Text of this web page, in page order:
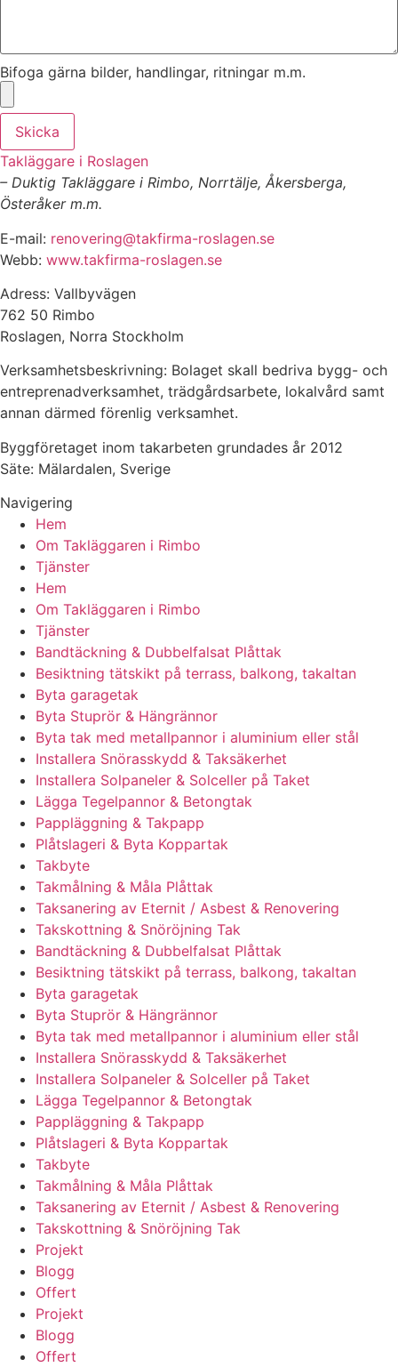
Bifoga gärna bilder, handlingar, ritningar m.m.
Skicka
Takläggare i Roslagen
– Duktig Takläggare i Rimbo, Norrtälje, Åkersberga,
Österåker m.m.
E-mail: renovering@takfirma-roslagen.se
Webb: www.takfirma-roslagen.se
Adress: Vallbyvägen
762 50 Rimbo
Roslagen, Norra Stockholm
Verksamhetsbeskrivning: Bolaget skall bedriva bygg- och
entreprenadverksamhet, trädgårdsarbete, lokalvård samt
annan därmed förenlig verksamhet.
Byggföretaget inom takarbeten grundades år 2012
Säte: Mälardalen, Sverige
Navigering
Hem
Om Takläggaren i Rimbo
Tjänster
Hem
Om Takläggaren i Rimbo
Tjänster
Bandtäckning & Dubbelfalsat Plåttak
Besiktning tätskikt på terrass, balkong, takaltan
Byta garagetak
Byta Stuprör & Hängrännor
Byta tak med metallpannor i aluminium eller stål
Installera Snörasskydd & Taksäkerhet
Installera Solpaneler & Solceller på Taket
Lägga Tegelpannor & Betongtak
Pappläggning & Takpapp
Plåtslageri & Byta Koppartak
Takbyte
Takmålning & Måla Plåttak
Taksanering av Eternit / Asbest & Renovering
Takskottning & Snöröjning Tak
Bandtäckning & Dubbelfalsat Plåttak
Besiktning tätskikt på terrass, balkong, takaltan
Byta garagetak
Byta Stuprör & Hängrännor
Byta tak med metallpannor i aluminium eller stål
Installera Snörasskydd & Taksäkerhet
Installera Solpaneler & Solceller på Taket
Lägga Tegelpannor & Betongtak
Pappläggning & Takpapp
Plåtslageri & Byta Koppartak
Takbyte
Takmålning & Måla Plåttak
Taksanering av Eternit / Asbest & Renovering
Takskottning & Snöröjning Tak
Projekt
Blogg
Offert
Projekt
Blogg
Offert